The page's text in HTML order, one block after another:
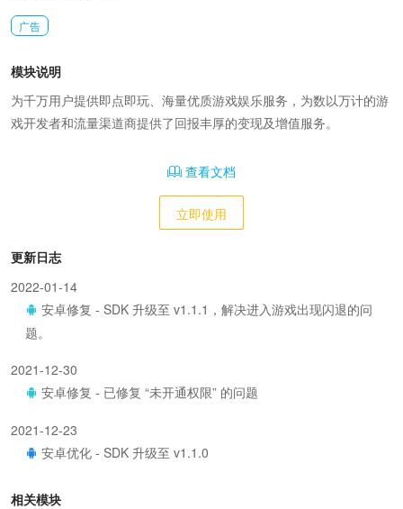
广告
模块说明
为千万用户提供即点即玩、海量优质游戏娱乐服务，为数以万计的游
戏开发者和流量渠道商提供了回报丰厚的变现及增值服务。
查看文档
立即使用
更新日志
2022-01-14
安卓修复 - SDK 升级至 v1.1.1，解决进入游戏出现闪退的问
题。
2021-12-30
安卓修复 - 已修复 “未开通权限” 的问题
2021-12-23
安卓优化 - SDK 升级至 v1.1.0
相关模块